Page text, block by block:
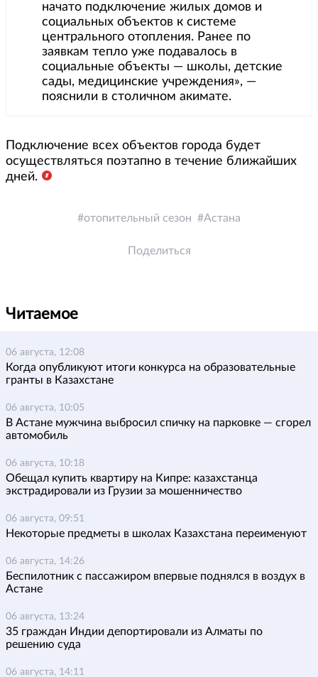
начато подключение жилых домов и
социальных объектов к системе
центрального отопления. Ранее по
заявкам тепло уже подавалось в
социальные объекты — школы, детские
сады, медицинские учреждения», —
пояснили в столичном акимате.
Подключение всех объектов города будет
осуществляться поэтапно в течение ближайших
дней.
отопительный сезон Астана
Поделиться
Читаемое
06 августа, 12:08
Когда опубликуют итоги конкурса на образовательные
гранты в Казахстане
06 августа, 10:05
В Астане мужчина выбросил спичку на парковке — сгорел
автомобиль
06 августа, 10:18
Обещал купить квартиру на Кипре: казахстанца
экстрадировали из Грузии за мошенничество
06 августа, 09:51
Некоторые предметы в школах Казахстана переименуют
06 августа, 14:26
Беспилотник с пассажиром впервые поднялся в воздух в
Астане
06 августа, 13:24
35 граждан Индии депортировали из Алматы по
решению суда
06 августа, 14:11